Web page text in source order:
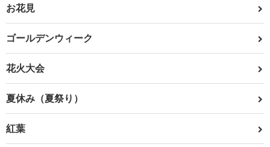
お花見
ゴールデンウィーク
花火大会
夏休み（夏祭り）
紅葉